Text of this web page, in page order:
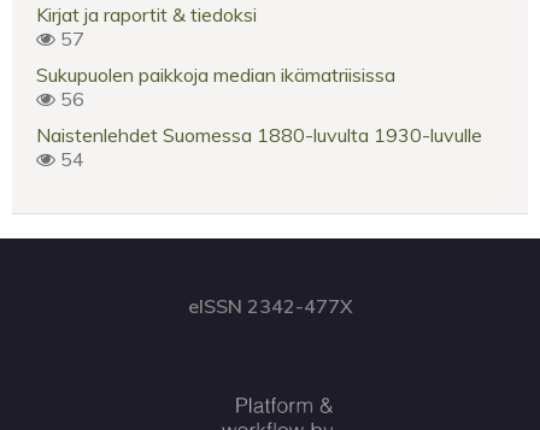
Kirjat ja raportit & tiedoksi
57
Sukupuolen paikkoja median ikämatriisissa
56
Naistenlehdet Suomessa 1880-luvulta 1930-luvulle
54
eISSN 2342-477X